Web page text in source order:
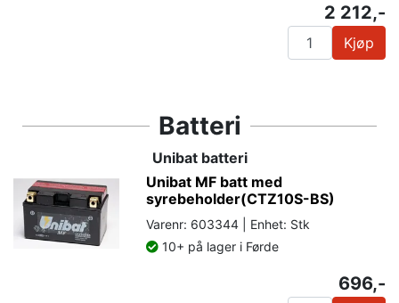
2 212,-
Kjøp
Batteri
Unibat batteri
Unibat MF batt med
syrebeholder(CTZ10S-BS)
Varenr: 603344 | Enhet: Stk
10+ på lager i Førde
696,-